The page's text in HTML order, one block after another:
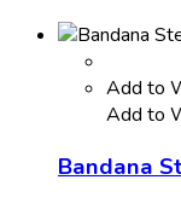
Add to
Add to
Bandana